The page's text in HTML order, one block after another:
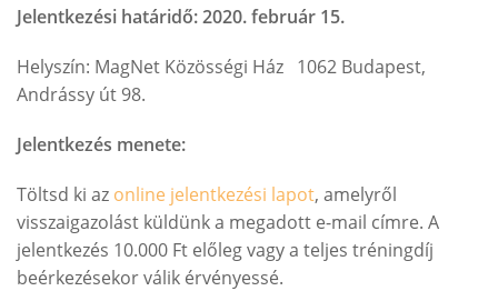
Jelentkezési határidő: 2020. február 15.
Helyszín: MagNet Közösségi Ház 1062 Budapest,
Andrássy út 98.
Jelentkezés menete:
Töltsd ki az online jelentkezési lapot, amelyről
visszaigazolást küldünk a megadott e-mail címre. A
jelentkezés 10.000 Ft előleg vagy a teljes tréningdíj
beérkezésekor válik érvényessé.